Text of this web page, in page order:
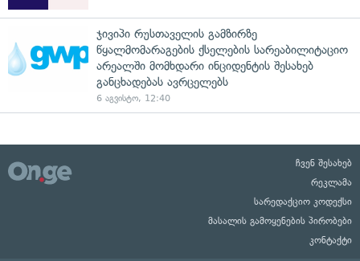
ჯივიპი რუსთაველის გამზირზე
წყალმომარაგების ქსელების სარეაბილიტაციო
არეალში მომხდარი ინციდენტის შესახებ
განცხადებას ავრცელებს
6 აგვისტო, 12:40
ჩვენ შესახებ
რეკლამა
სარედაქციო კოდექსი
მასალის გამოყენების პირობები
კონტაქტი